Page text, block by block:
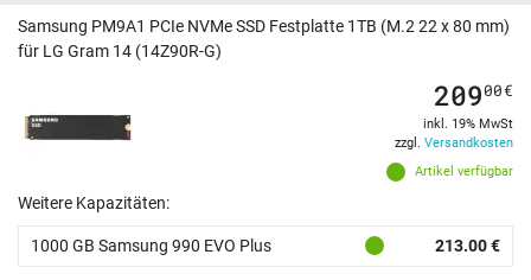
Samsung PM9A1 PCIe NVMe SSD Festplatte 1TB (M.2 22 x 80 mm)
für LG Gram 14 (14Z90R-G)
Artikel verfügbar
20900€
inkl. 19% MwSt
zzgl. Versandkosten
Weitere Kapazitäten:
1000 GB Samsung 990 EVO Plus 213.00 €